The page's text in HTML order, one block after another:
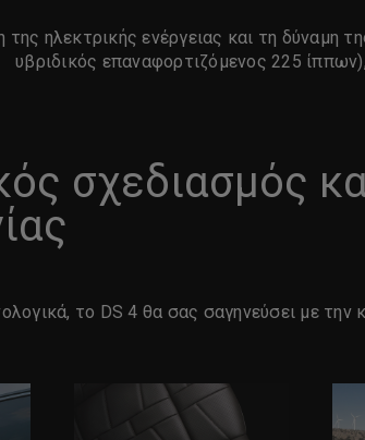
ηλεκτρικής ενέργειας και τη δύναμη
υβριδικός επαναφορτιζόμενος 225 ίππων),
σχεδιασμός
το DS 4 θα σας σαγηνεύσει με